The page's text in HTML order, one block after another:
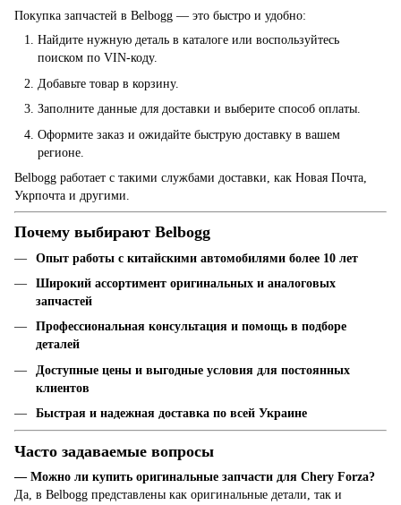
Покупка запчастей в Belbogg — это быстро и удобно:
Найдите нужную деталь в каталоге или воспользуйтесь
поиском по VIN-коду.
Добавьте товар в корзину.
Заполните данные для доставки и выберите способ оплаты.
Оформите заказ и ожидайте быструю доставку в вашем
регионе.
Belbogg работает с такими службами доставки, как Новая Почта,
Укрпочта и другими.
Почему выбирают Belbogg
Опыт работы с китайскими автомобилями более 10 лет
Широкий ассортимент оригинальных и аналоговых
запчастей
Профессиональная консультация и помощь в подборе
деталей
Доступные цены и выгодные условия для постоянных
клиентов
Быстрая и надежная доставка по всей Украине
Часто задаваемые вопросы
— Можно ли купить оригинальные запчасти для Chery Forza?
Да, в Belbogg представлены как оригинальные детали, так и